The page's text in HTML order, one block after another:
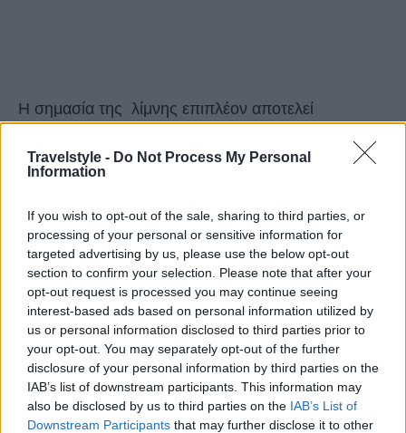
Travelstyle - Do Not Process My Personal
Information
If you wish to opt-out of the sale, sharing to third parties, or
processing of your personal or sensitive information for
targeted advertising by us, please use the below opt-out
section to confirm your selection. Please note that after your
opt-out request is processed you may continue seeing
interest-based ads based on personal information utilized by
us or personal information disclosed to third parties prior to
your opt-out. You may separately opt-out of the further
disclosure of your personal information by third parties on the
IAB’s list of downstream participants. This information may
also be disclosed by us to third parties on the IAB’s List of
Downstream Participants that may further disclose it to other
Η σημασία της λίμνης επιπλέον αποτελεί
βιωσιμότητα της περιοχής αφού περιέχει 400 εκατ.
μέγιστο πλάτος 4 χλμ., η συνολική της επιφάνεια
είναι 24 τ.χλμ., ενώ το μέγιστο βάθος της είναι
γύρω στα 60 μ. και το ανώτατο υψόμετρο της είναι
750 μ.
Το νερό της χρησιμοποιείται για ύδρευση
της Καρδίτσας, την άρδευση του κάμπου και
ηλεκτροπαραγωγή, καθώς εκεί κοντά, στο χωριό